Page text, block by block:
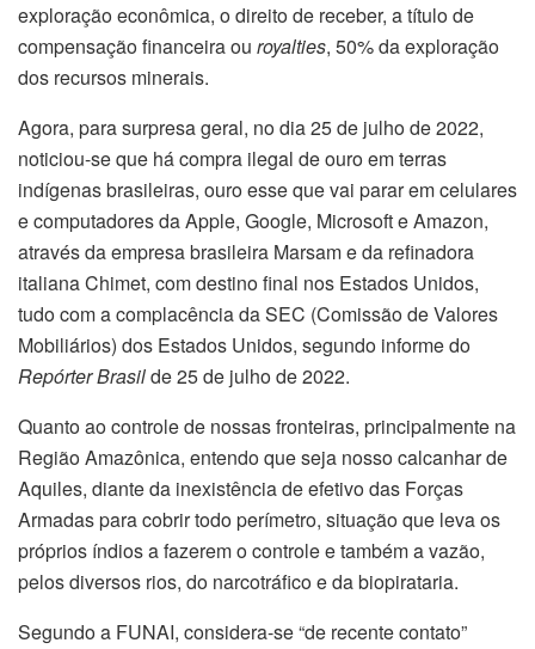
exploração econômica, o direito de receber, a título de
compensação financeira ou royalties, 50% da exploração
dos recursos minerais.
Agora, para surpresa geral, no dia 25 de julho de 2022,
noticiou-se que há compra ilegal de ouro em terras
indígenas brasileiras, ouro esse que vai parar em celulares
e computadores da Apple, Google, Microsoft e Amazon,
através da empresa brasileira Marsam e da refinadora
italiana Chimet, com destino final nos Estados Unidos,
tudo com a complacência da SEC (Comissão de Valores
Mobiliários) dos Estados Unidos, segundo informe do
Repórter Brasilde 25 de julho de 2022.
Quanto ao controle de nossas fronteiras, principalmente na
Região Amazônica, entendo que seja nosso calcanhar de
Aquiles, diante da inexistência de efetivo das Forças
Armadas para cobrir todo perímetro, situação que leva os
próprios índios a fazerem o controle e também a vazão,
pelos diversos rios, do narcotráfico e da biopirataria.
Segundo a FUNAI, considera-se “de recente contato”